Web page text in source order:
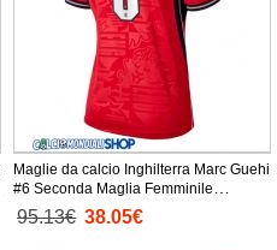
Maglie da calcio Inghilterra Marc Guehi
#6 Seconda Maglia Femminile
Mondiali 2026 Manica Corta
95.13€ 38.05€